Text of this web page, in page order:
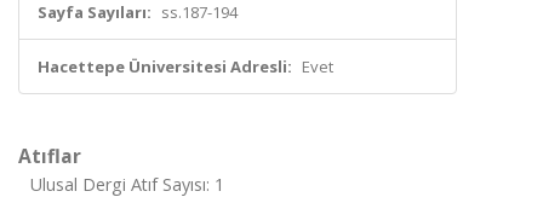
Sayfa Sayıları: ss.187-194
Hacettepe Üniversitesi Adresli: Evet
Atıflar
Ulusal Dergi Atıf Sayısı: 1